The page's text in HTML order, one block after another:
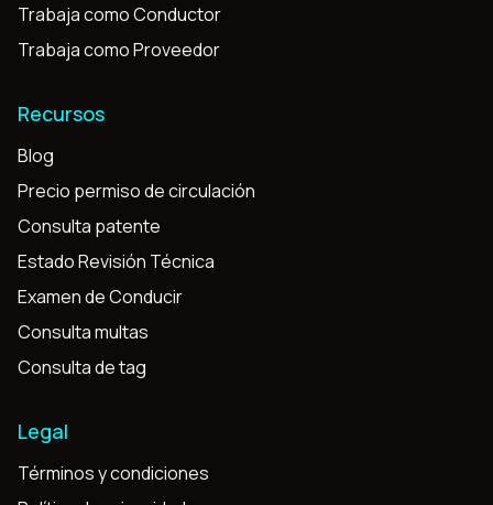
Trabaja como Conductor
Trabaja como Proveedor
Recursos
Blog
Precio permiso de circulación
Consulta patente
Estado Revisión Técnica
Examen de Conducir
Consulta multas
Consulta de tag
Legal
Términos y condiciones